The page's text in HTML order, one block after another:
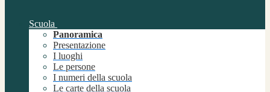
Scuola
Panoramica
Presentazione
I luoghi
Le persone
I numeri della scuola
Le carte della scuola